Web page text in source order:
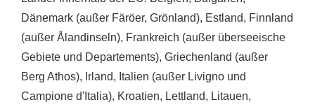
Dänemark (außer Färöer, Grönland), Estland, Finnland
(außer Ålandinseln), Frankreich (außer überseeische
Gebiete und Departements), Griechenland (außer
Berg Athos), Irland, Italien (außer Livigno und
Campione d'Italia), Kroatien, Lettland, Litauen,